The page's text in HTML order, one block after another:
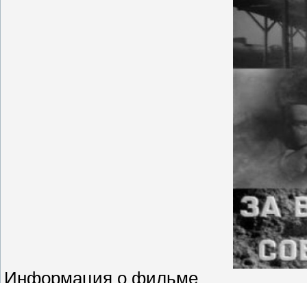
Информация о фильме